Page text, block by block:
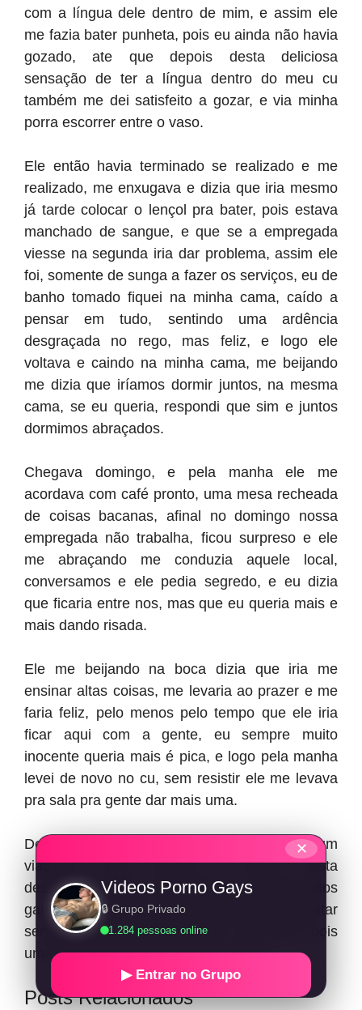
com a língua dele dentro de mim, e assim ele
me fazia bater punheta, pois eu ainda não havia
gozado, ate que depois desta deliciosa
sensação de ter a língua dentro do meu cu
também me dei satisfeito a gozar, e via minha
porra escorrer entre o vaso.
Ele então havia terminado se realizado e me
realizado, me enxugava e dizia que iria mesmo
já tarde colocar o lençol pra bater, pois estava
manchado de sangue, e que se a empregada
viesse na segunda iria dar problema, assim ele
foi, somente de sunga a fazer os serviços, eu de
banho tomado fiquei na minha cama, caído a
pensar em tudo, sentindo uma ardência
desgraçada no rego, mas feliz, e logo ele
voltava e caindo na minha cama, me beijando
me dizia que iríamos dormir juntos, na mesma
cama, se eu queria, respondi que sim e juntos
dormimos abraçados.
Chegava domingo, e pela manha ele me
acordava com café pronto, uma mesa recheada
de coisas bacanas, afinal no domingo nossa
empregada não trabalha, ficou surpreso e ele
me abraçando me conduzia aquele local,
conversamos e ele pedia segredo, e eu dizia
que ficaria entre nos, mas que eu queria mais e
mais dando risada.
Ele me beijando na boca dizia que iria me
ensinar altas coisas, me levaria ao prazer e me
faria feliz, pelo menos pelo tempo que ele iria
ficar aqui com a gente, eu sempre muito
inocente queria mais é pica, e logo pela manha
levei de novo no cu, sem resistir ele me levava
pra sala pra gente dar mais uma.
Desse dia em diante eu realmente virei um
viadinho, muito discreto e depois desta
descoberta sempre me entreguei e peguei altos
garotos do colégio, mas nunca deixei de prestar
serviços pro meu primo roludo e carinhoso, pois
uma vez por mês ele vinha nos visitar.
Posts Relacionados
✕
Videos Porno Gays
🔒 Grupo Privado
1.284 pessoas online
▶ Entrar no Grupo